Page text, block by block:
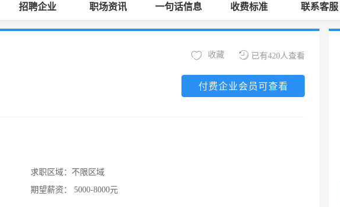
招聘企业 职场资讯 一句话信息 收费标准 联系客服
已有420人查看
收藏
付费企业会员可查看
求职区域： 不限区域
期望薪资：
5000-8000元